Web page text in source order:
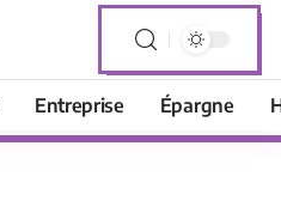
Entreprise Épargne